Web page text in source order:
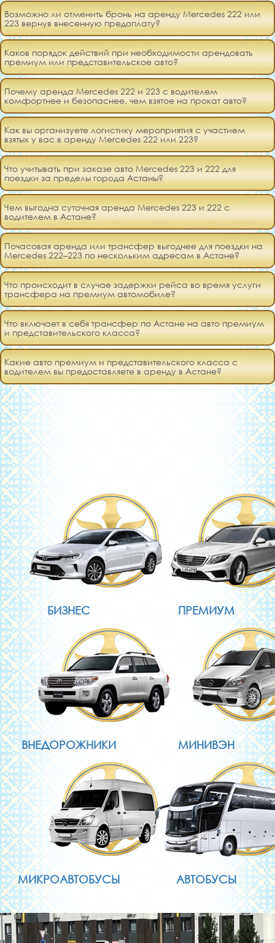
Возможно ли отменить бронь на аренду Mercedes 222 или
223 вернув внесенную предоплату?
Каков порядок действий при необходимости арендовать
премиум или представительское авто?
Почему аренда Mercedes 222 и 223 с водителем
комфортнее и безопаснее, чем взятое на прокат авто?
Как вы организуете логистику мероприятия с участием
взятых у вас в аренду Mercedes 222 или 223?
Что учитывать при заказе авто Mercedes 223 и 222 для
поездки за пределы города Астаны?
Чем выгодна суточная аренда Mercedes 223 и 222 с
водителем в Астане?
Почасовая аренда или трансфер выгоднее для поездки на
Mercedes 222–223 по нескольким адресам в Астане?
Что происходит в случае задержки рейса во время услуги
трансфера на премиум автомобиле?
Что включает в себя трансфер по Астане на авто премиум
и представительского класса?
Какие авто премиум и представительского класса с
водителем вы предоставляете в аренду в Астане?
БИЗНЕС ПРЕМИУМ
ВНЕДОРОЖНИКИ МИНИВЭН
МИКРОАВТОБУСЫ АВТОБУСЫ